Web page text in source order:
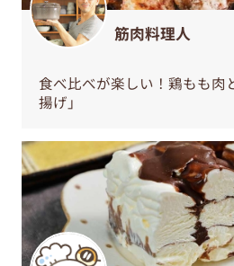
筋肉料理人
食べ比べが楽しい！鶏もも肉
揚げ」